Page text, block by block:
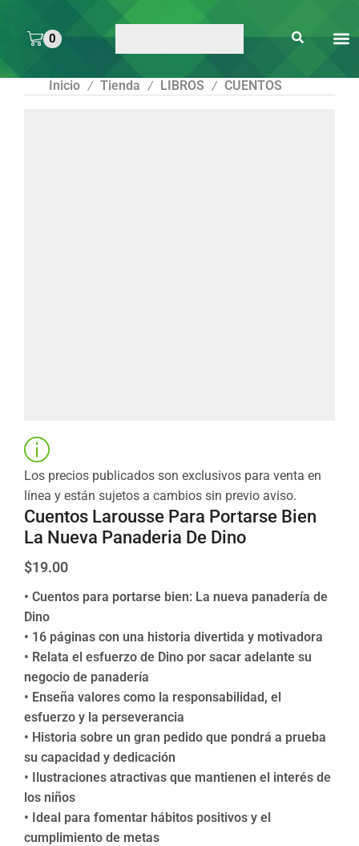
0
Inicio / Tienda / LIBROS / CUENTOS
Los precios publicados son exclusivos para venta en
línea y están sujetos a cambios sin previo aviso.
Cuentos Larousse Para Portarse Bien
La Nueva Panaderia De Dino
$19.00
• Cuentos para portarse bien: La nueva panadería de
Dino
• 16 páginas con una historia divertida y motivadora
• Relata el esfuerzo de Dino por sacar adelante su
negocio de panadería
• Enseña valores como la responsabilidad, el
esfuerzo y la perseverancia
• Historia sobre un gran pedido que pondrá a prueba
su capacidad y dedicación
• Ilustraciones atractivas que mantienen el interés de
los niños
• Ideal para fomentar hábitos positivos y el
cumplimiento de metas